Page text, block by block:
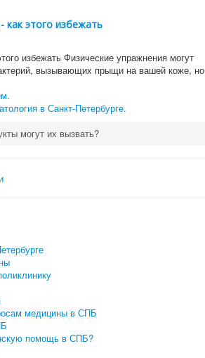
как этого избежать
избежать Физические упражнения могут
вызывающих прыщи на вашей коже, но
в Санкт-Петербурге.
могут их вызвать?
медицины в СПБ
помощь в СПБ?